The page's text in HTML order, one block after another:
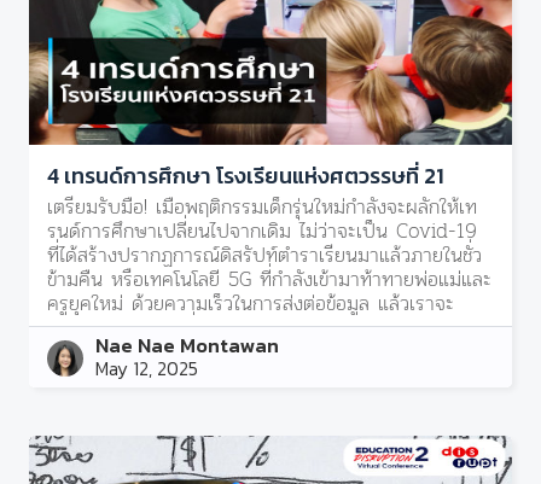
4 เทรนด์การศึกษา โรงเรียนแห่งศตวรรษที่ 21
เตรียมรับมือ! เมื่อพฤติกรรมเด็กรุ่นใหม่กำลังจะผลักให้เท
รนด์การศึกษาเปลี่ยนไปจากเดิม ไม่ว่าจะเป็น Covid-19
ที่ได้สร้างปรากฏการณ์ดิสรัปท์ตำราเรียนมาแล้วภายในชั่ว
ข้ามคืน หรือเทคโนโลยี 5G ที่กำลังเข้ามาท้าทายพ่อแม่และ
ครูยุคใหม่ ด้วยความเร็วในการส่งต่อข้อมูล แล้วเราจะ
รับมืออย่างไร ? เมื่อ Attention Span ของเด็กลดน้อย
ลงทุกวันNae Nae Montawan
May 12, 2025